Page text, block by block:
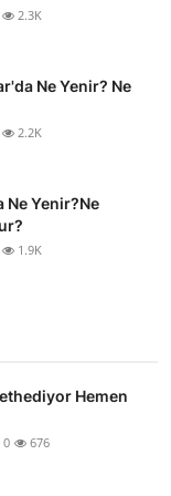
2.3K
Ne Yenir? Ne
2.2K
Yenir?Ne
1.9K
Hemen
0 676